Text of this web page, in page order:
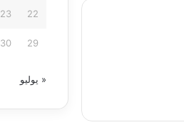
22
23
29
30
« يوليو